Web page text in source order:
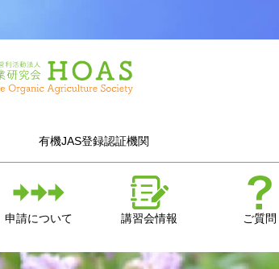
有機JAS登録認証機関
申請について 講習会情報 ご質問